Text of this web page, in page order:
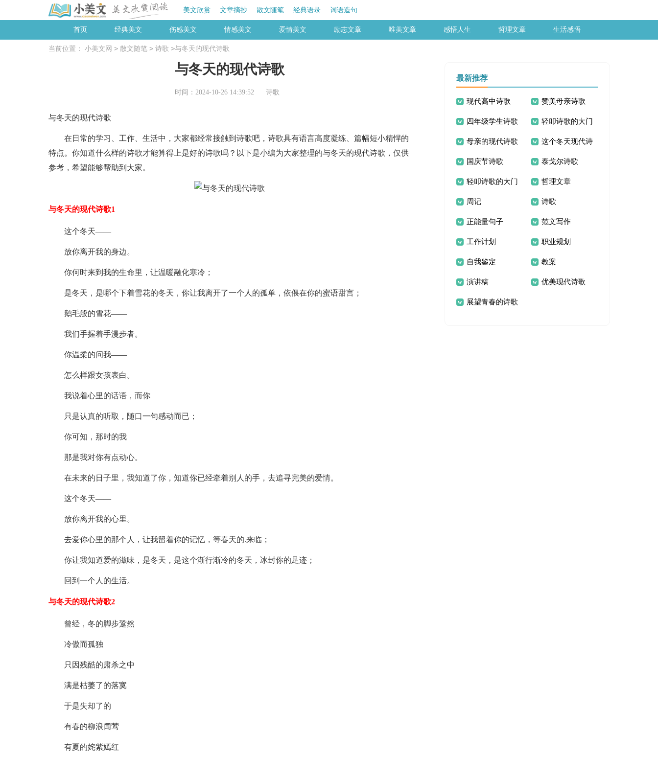
美文欣赏 文章摘抄 散文随笔 经典语录 词语造句
首页 经典美文 伤感美文 情感美文 爱情美文 励志文章 唯美文章 感悟人生 哲理文章 生活感悟
当前位置： 小美文网 > 散文随笔 > 诗歌 >与冬天的现代诗歌
与冬天的现代诗歌
时间：2024-10-26 14:39:52 诗歌
与冬天的现代诗歌
在日常的学习、工作、生活中，大家都经常接触到诗歌吧，诗歌具有语言高度凝练、篇幅短小精悍的
特点。你知道什么样的诗歌才能算得上是好的诗歌吗？以下是小编为大家整理的与冬天的现代诗歌，仅供
参考，希望能够帮助到大家。
与冬天的现代诗歌1
这个冬天——
放你离开我的身边。
你何时来到我的生命里，让温暖融化寒冷；
是冬天，是哪个下着雪花的冬天，你让我离开了一个人的孤单，依偎在你的蜜语甜言；
鹅毛般的雪花——
我们手握着手漫步者。
你温柔的问我——
怎么样跟女孩表白。
我说着心里的话语，而你
只是认真的听取，随口一句感动而已；
你可知，那时的我
那是我对你有点动心。
在未来的日子里，我知道了你，知道你已经牵着别人的手，去追寻完美的爱情。
这个冬天——
放你离开我的心里。
去爱你心里的那个人，让我留着你的记忆，等春天的.来临；
你让我知道爱的滋味，是冬天，是这个渐行渐冷的冬天，冰封你的足迹；
回到一个人的生活。
与冬天的现代诗歌2
曾经，冬的脚步跫然
冷傲而孤独
只因残酷的肃杀之中
满是枯萎了的落寞
于是失却了的
有春的柳浪闻莺
有夏的姹紫嫣红
最新推荐
现代高中诗歌 赞美母亲诗歌
四年级学生诗歌 轻叩诗歌的大门
活动总结
母亲的现代诗歌 这个冬天现代诗
歌
国庆节诗歌 泰戈尔诗歌
轻叩诗歌的大门
活动总结
哲理文章
周记 诗歌
正能量句子 范文写作
工作计划 职业规划
自我鉴定 教案
演讲稿 优美现代诗歌
展望青春的诗歌